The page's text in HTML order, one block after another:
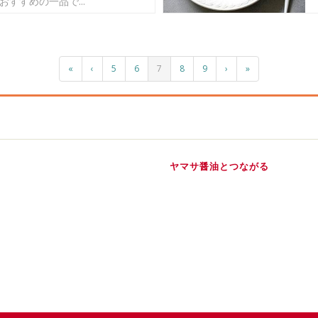
« ‹ 5 6 7 8 9 › »
ヤマサ醤油とつながる